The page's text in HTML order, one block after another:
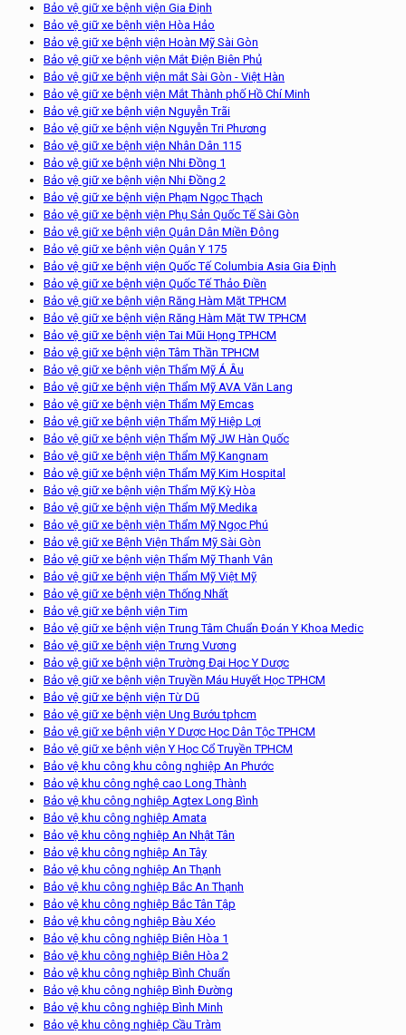
Bảo vệ giữ xe bệnh viện Gia Định
Bảo vệ giữ xe bệnh viện Hòa Hảo
Bảo vệ giữ xe bệnh viện Hoàn Mỹ Sài Gòn
Bảo vệ giữ xe bệnh viện Mắt Điện Biên Phủ
Bảo vệ giữ xe bệnh viện mắt Sài Gòn - Việt Hàn
Bảo vệ giữ xe bệnh viện Mắt Thành phố Hồ Chí Minh
Bảo vệ giữ xe bệnh viện Nguyễn Trãi
Bảo vệ giữ xe bệnh viện Nguyễn Tri Phương
Bảo vệ giữ xe bệnh viện Nhân Dân 115
Bảo vệ giữ xe bệnh viện Nhi Đồng 1
Bảo vệ giữ xe bệnh viện Nhi Đồng 2
Bảo vệ giữ xe bệnh viện Phạm Ngọc Thạch
Bảo vệ giữ xe bệnh viện Phụ Sản Quốc Tế Sài Gòn
Bảo vệ giữ xe bệnh viện Quân Dân Miền Đông
Bảo vệ giữ xe bệnh viện Quân Y 175
Bảo vệ giữ xe bệnh viện Quốc Tế Columbia Asia Gia Định
Bảo vệ giữ xe bệnh viện Quốc Tế Thảo Điền
Bảo vệ giữ xe bệnh viện Răng Hàm Mặt TPHCM
Bảo vệ giữ xe bệnh viện Răng Hàm Mặt TW TPHCM
Bảo vệ giữ xe bệnh viện Tai Mũi Họng TPHCM
Bảo vệ giữ xe bệnh viện Tâm Thần TPHCM
Bảo vệ giữ xe bệnh viện Thẩm Mỹ Á Âu
Bảo vệ giữ xe bệnh viện Thẩm Mỹ AVA Văn Lang
Bảo vệ giữ xe bệnh viện Thẩm Mỹ Emcas
Bảo vệ giữ xe bệnh viện Thẩm Mỹ Hiệp Lợi
Bảo vệ giữ xe bệnh viện Thẩm Mỹ JW Hàn Quốc
Bảo vệ giữ xe bệnh viện Thẩm Mỹ Kangnam
Bảo vệ giữ xe bệnh viện Thẩm Mỹ Kim Hospital
Bảo vệ giữ xe bệnh viện Thẩm Mỹ Kỳ Hòa
Bảo vệ giữ xe bệnh viện Thẩm Mỹ Medika
Bảo vệ giữ xe bệnh viện Thẩm Mỹ Ngọc Phú
Bảo vệ giữ xe Bệnh Viện Thẩm Mỹ Sài Gòn
Bảo vệ giữ xe bệnh viện Thẩm Mỹ Thanh Vân
Bảo vệ giữ xe bệnh viện Thẩm Mỹ Việt Mỹ
Bảo vệ giữ xe bệnh viện Thống Nhất
Bảo vệ giữ xe bệnh viện Tim
Bảo vệ giữ xe bệnh viện Trung Tâm Chuẩn Đoán Y Khoa Medic
Bảo vệ giữ xe bệnh viện Trưng Vương
Bảo vệ giữ xe bệnh viện Trường Đại Học Y Dược
Bảo vệ giữ xe bệnh viện Truyền Máu Huyết Học TPHCM
Bảo vệ giữ xe bệnh viện Từ Dũ
Bảo vệ giữ xe bệnh viện Ung Bướu tphcm
Bảo vệ giữ xe bệnh viện Y Dược Học Dân Tộc TPHCM
Bảo vệ giữ xe bệnh viện Y Học Cổ Truyền TPHCM
Bảo vệ khu công khu công nghiệp An Phước
Bảo vệ khu công nghệ cao Long Thành
Bảo vệ khu công nghiệp Agtex Long Bình
Bảo vệ khu công nghiệp Amata
Bảo vệ khu công nghiệp An Nhật Tân
Bảo vệ khu công nghiệp An Tây
Bảo vệ khu công nghiệp An Thạnh
Bảo vệ khu công nghiệp Bắc An Thạnh
Bảo vệ khu công nghiệp Bắc Tân Tập
Bảo vệ khu công nghiệp Bàu Xéo
Bảo vệ khu công nghiệp Biên Hòa 1
Bảo vệ khu công nghiệp Biên Hòa 2
Bảo vệ khu công nghiệp Bình Chuẩn
Bảo vệ khu công nghiệp Bình Đường
Bảo vệ khu công nghiệp Bình Minh
Bảo vệ khu công nghiệp Cầu Tràm